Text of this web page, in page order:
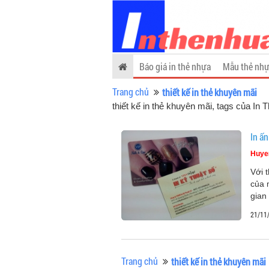
Báo giá in thẻ nhựa Mẫu thẻ
Trang chủ
thiết kế in thẻ khuyên mãi
thiết kế in thẻ khuyên mãi, tags của In
In
Với
của
gian
21/
Trang chủ thiết kế in thẻ khuyên mãi